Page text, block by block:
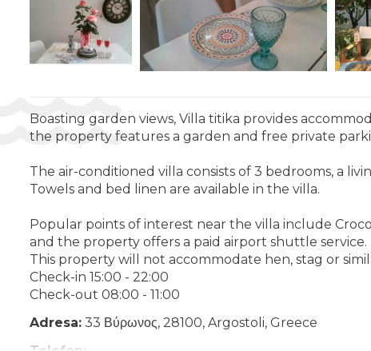
Boasting garden views, Villa titika provides
the property features a garden and free private
The air-conditioned villa consists of 3 bedrooms, a
Towels and bed linen are available in the villa.
Popular points of interest near the villa include
and the property offers a paid airport shuttle service.
This property will not accommodate hen, stag or
Check-in 15:00 - 22:00
Check-out 08:00 - 11:00
Adresa: 33 Βύρωνος, 28100, Argostoli, Greece